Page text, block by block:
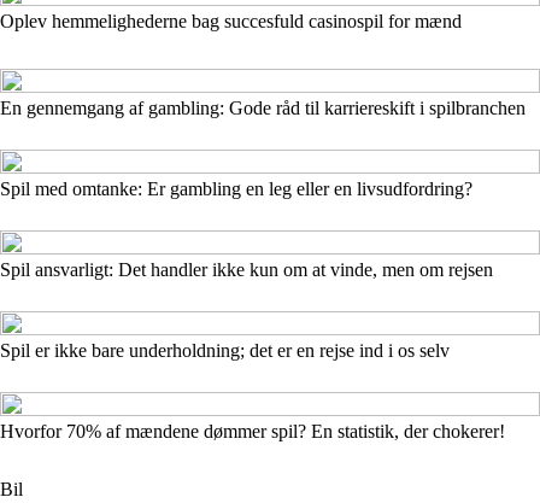
Oplev hemmelighederne bag succesfuld casinospil for mænd
En gennemgang af gambling: Gode råd til karriereskift i spilbranchen
Spil med omtanke: Er gambling en leg eller en livsudfordring?
Spil ansvarligt: Det handler ikke kun om at vinde, men om rejsen
Spil er ikke bare underholdning; det er en rejse ind i os selv
Hvorfor 70% af mændene dømmer spil? En statistik, der chokerer!
Bil